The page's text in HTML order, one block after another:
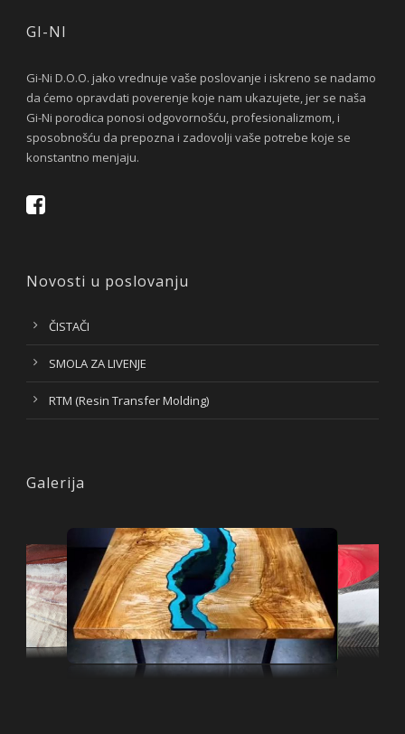
GI-NI
Gi-Ni D.O.O. jako vrednuje vaše poslovanje i iskreno se nadamo
da ćemo opravdati poverenje koje nam ukazujete, jer se naša
Gi-Ni porodica ponosi odgovornošću, profesionalizmom, i
sposobnošću da prepozna i zadovolji vaše potrebe koje se
konstantno menjaju.
Novosti u poslovanju
ČISTAČI
SMOLA ZA LIVENJE
RTM (Resin Transfer Molding)
Galerija